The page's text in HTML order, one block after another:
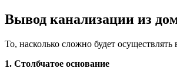
Вывод канализации из
То, насколько сложно будет
1. Столбчатое основание